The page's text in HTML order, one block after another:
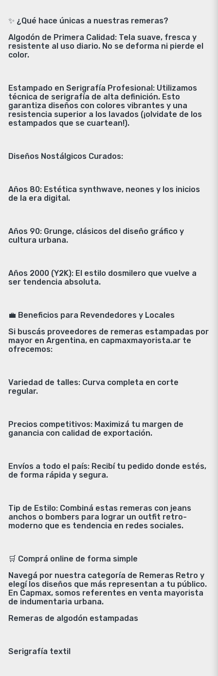
✨ ¿Qué hace únicas a nuestras remeras?
Algodón de Primera Calidad: Tela suave, fresca y
resistente al uso diario. No se deforma ni pierde el
color.
Estampado en Serigrafía Profesional: Utilizamos
técnica de serigrafía de alta definición. Esto
garantiza diseños con colores vibrantes y una
resistencia superior a los lavados (¡olvidate de los
estampados que se cuartean!).
Diseños Nostálgicos Curados:
Años 80: Estética synthwave, neones y los inicios
de la era digital.
Años 90: Grunge, clásicos del diseño gráfico y
cultura urbana.
Años 2000 (Y2K): El estilo dosmilero que vuelve a
ser tendencia absoluta.
💼 Beneficios para Revendedores y Locales
Si buscás proveedores de remeras estampadas por
mayor en Argentina, en capmaxmayorista.ar te
ofrecemos:
Variedad de talles: Curva completa en corte
regular.
Precios competitivos: Maximizá tu margen de
ganancia con calidad de exportación.
Envíos a todo el país: Recibí tu pedido donde estés,
de forma rápida y segura.
Tip de Estilo: Combiná estas remeras con jeans
anchos o bombers para lograr un outfit retro-
moderno que es tendencia en redes sociales.
🛒 Comprá online de forma simple
Navegá por nuestra categoría de Remeras Retro y
elegí los diseños que más representan a tu público.
En Capmax, somos referentes en venta mayorista
de indumentaria urbana.
Remeras de algodón estampadas
Serigrafía textil